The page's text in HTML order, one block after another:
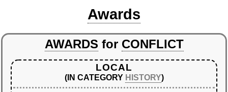
Awards
AWARDS for CONFLICT
LOCAL
(IN CATEGORY HISTORY)